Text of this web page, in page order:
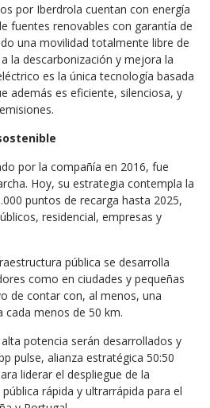
por Iberdrola cuentan con energía
fuentes renovables con garantía de
una movilidad totalmente libre de
la descarbonización y mejora la
es la única tecnología basada
además es eficiente, silenciosa, y
por la compañía en 2016, fue
Hoy, su estrategia contempla la
puntos de recarga hasta 2025,
residencial, empresas y
pública se desarrolla
como en ciudades y pequeñas
de contar con, al menos, una
cada menos de 50 km.
potencia serán desarrollados y
pulse, alianza estratégica 50:50
liderar el despliegue de la
rápida y ultrarrápida para el